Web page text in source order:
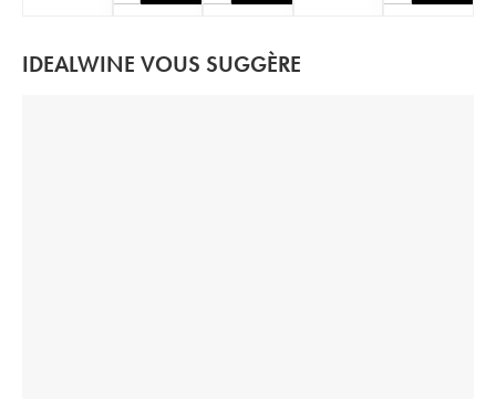
IDEALWINE VOUS SUGGÈRE